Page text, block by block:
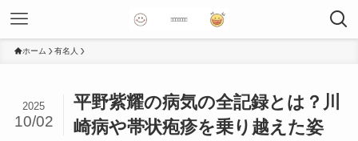
ホーム 有名人
平野紫耀の病気の全記録とは？川
崎病や帯状疱疹を乗り越えた姿
2025
10/02